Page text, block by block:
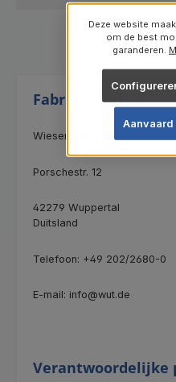
Wiesemann & Theis GmbH
Porschestr. 12
42279 Wuppertal
Duitsland
Telefoon: +49 202/2680-0
E-mail: info@wut.de
Verantwoordelijke
Deze website
om de best
garanderen.
Aanvaard